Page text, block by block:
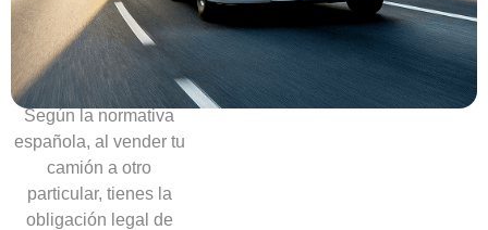
necesidad
de
ofrecer
garantías
Según la normativa
española, al vender tu
camión a otro
particular, tienes la
obligación legal de